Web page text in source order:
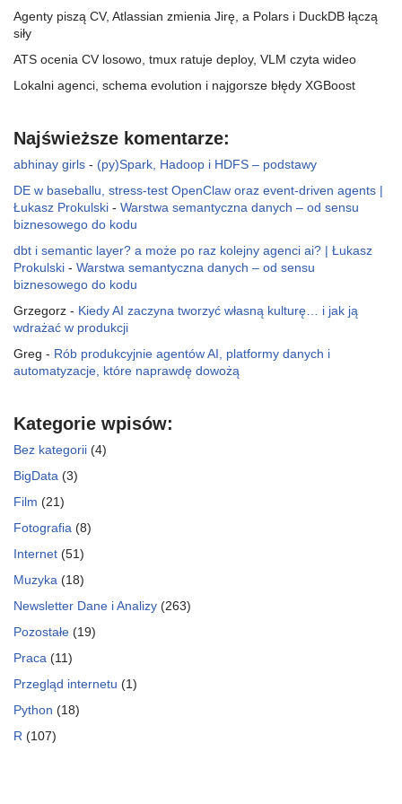
Agenty piszą CV, Atlassian zmienia Jirę, a Polars i DuckDB łączą
siły
ATS ocenia CV losowo, tmux ratuje deploy, VLM czyta wideo
Lokalni agenci, schema evolution i najgorsze błędy XGBoost
Najświeższe komentarze:
abhinay girls - (py)Spark, Hadoop i HDFS – podstawy
DE w baseballu, stress-test OpenClaw oraz event-driven agents |
Łukasz Prokulski - Warstwa semantyczna danych – od sensu
biznesowego do kodu
dbt i semantic layer? a może po raz kolejny agenci ai? | Łukasz
Prokulski - Warstwa semantyczna danych – od sensu
biznesowego do kodu
Grzegorz - Kiedy AI zaczyna tworzyć własną kulturę… i jak ją
wdrażać w produkcji
Greg - Rób produkcyjnie agentów AI, platformy danych i
automatyzacje, które naprawdę dowożą
Kategorie wpisów:
Bez kategorii (4)
BigData (3)
Film (21)
Fotografia (8)
Internet (51)
Muzyka (18)
Newsletter Dane i Analizy (263)
Pozostałe (19)
Praca (11)
Przegląd internetu (1)
Python (18)
R (107)